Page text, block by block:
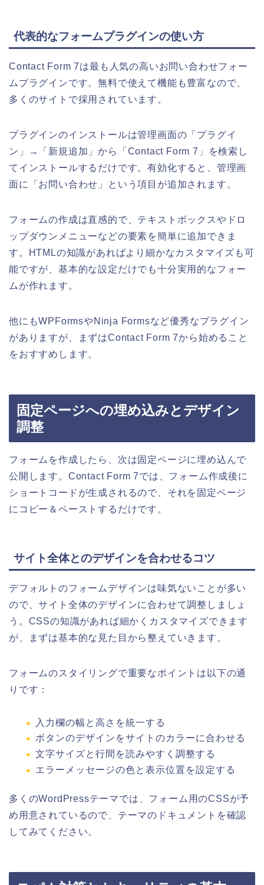
代表的なフォームプラグインの使い方
Contact Form 7は最も人気の高いお問い合わせフォー
ムプラグインです。無料で使えて機能も豊富なので、
多くのサイトで採用されています。
プラグインのインストールは管理画面の「プラグイ
ン」→「新規追加」から「Contact Form 7」を検索し
てインストールするだけです。有効化すると、管理画
面に「お問い合わせ」という項目が追加されます。
フォームの作成は直感的で、テキストボックスやドロ
ップダウンメニューなどの要素を簡単に追加できま
す。HTMLの知識があればより細かなカスタマイズも可
能ですが、基本的な設定だけでも十分実用的なフォー
ムが作れます。
他にもWPFormsやNinja Formsなど優秀なプラグイン
がありますが、まずはContact Form 7から始めること
をおすすめします。
固定ページへの埋め込みとデザイン
調整
フォームを作成したら、次は固定ページに埋め込んで
公開します。Contact Form 7では、フォーム作成後に
ショートコードが生成されるので、それを固定ページ
にコピー＆ペーストするだけです。
サイト全体とのデザインを合わせるコツ
デフォルトのフォームデザインは味気ないことが多い
ので、サイト全体のデザインに合わせて調整しましょ
う。CSSの知識があれば細かくカスタマイズできます
が、まずは基本的な見た目から整えていきます。
フォームのスタイリングで重要なポイントは以下の通
りです：
入力欄の幅と高さを統一する
ボタンのデザインをサイトのカラーに合わせる
文字サイズと行間を読みやすく調整する
エラーメッセージの色と表示位置を設定する
多くのWordPressテーマでは、フォーム用のCSSが予
め用意されているので、テーマのドキュメントを確認
してみてください。